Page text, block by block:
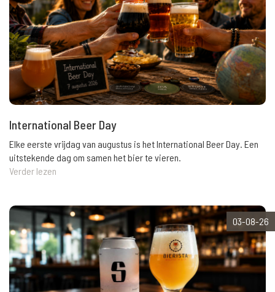
International Beer Day
Elke eerste vrijdag van augustus is het International Beer Day. Een
uitstekende dag om samen het bier te vieren.
Verder lezen
03-08-26